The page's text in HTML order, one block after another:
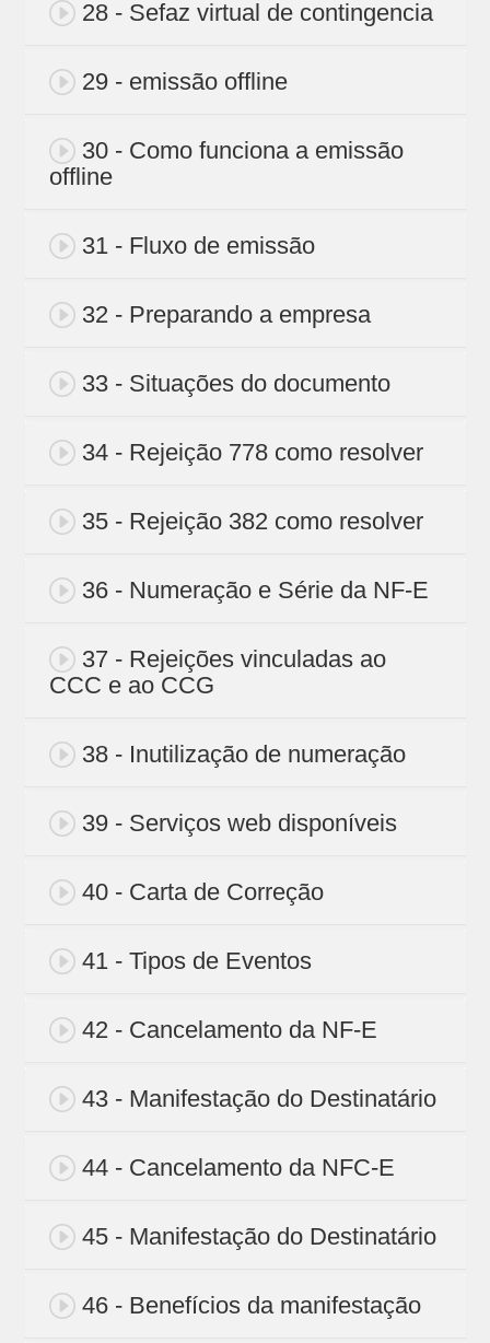
28 - Sefaz virtual de contingencia
29 - emissão offline
30 - Como funciona a emissão
offline
31 - Fluxo de emissão
32 - Preparando a empresa
33 - Situações do documento
34 - Rejeição 778 como resolver
35 - Rejeição 382 como resolver
36 - Numeração e Série da NF-E
37 - Rejeições vinculadas ao
CCC e ao CCG
38 - Inutilização de numeração
39 - Serviços web disponíveis
40 - Carta de Correção
41 - Tipos de Eventos
42 - Cancelamento da NF-E
43 - Manifestação do Destinatário
44 - Cancelamento da NFC-E
45 - Manifestação do Destinatário
46 - Benefícios da manifestação